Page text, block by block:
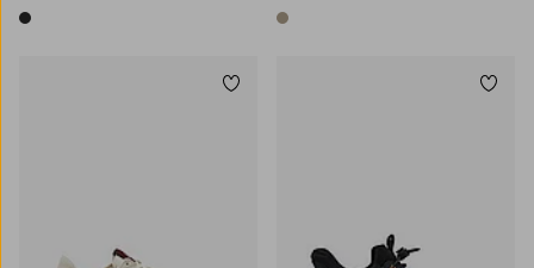
1 farge 1 farge
Legg til favoritter